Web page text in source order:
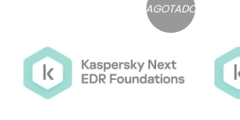
AGOTADO